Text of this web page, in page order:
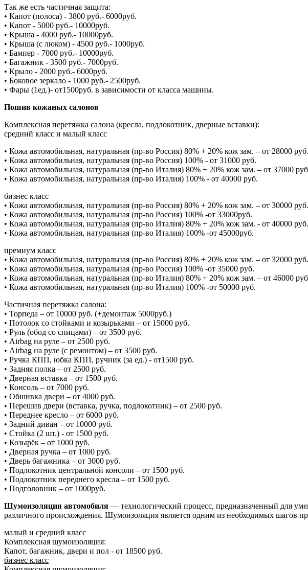
Так же есть частичная защита:
• Капот (полоса) - 3800 руб.- 6000руб.
• Капот - 5000 руб.- 10000руб.
• Крыша - 4000 руб.- 10000руб.
• Крыша (с люком) - 4500 руб.- 1000руб.
• Бампер - 7000 руб.- 10000руб.
• Багажник - 3500 руб.- 7000руб.
• Крыло - 2000 руб.- 6000руб.
• Боковое зеркало - 1000 руб.- 2500руб.
• Фары (1ед.)- от1500руб. в зависимости от класса машины.
Пошив кожаных салонов
Комплексная перетяжка салона (кресла, подлокотник, дверные вставки):
средний класс и малый класс
• Кожа автомобильная, натуральная (пр-во Россия) 80% + 20% кож зам. – от 28000 руб.
• Кожа автомобильная, натуральная (пр-во Россия) 100% - от 31000 руб.
• Кожа автомобильная, натуральная (пр-во Италия) 80% + 20% кож зам. – от 37000
• Кожа автомобильная, натуральная (пр-во Италия) 100% - от 40000 руб.
бизнес класс
• Кожа автомобильная, натуральная (пр-во Россия) 80% + 20% кож зам. – от 30000 руб.
• Кожа автомобильная, натуральная (пр-во Россия) 100% -от 33000руб.
• Кожа автомобильная, натуральная (пр-во Италия) 80% + 20% кож зам. - от 40000 руб.
• Кожа автомобильная, натуральная (пр-во Италия) 100% -от 45000руб.
премиум класс
• Кожа автомобильная, натуральная (пр-во Россия) 80% + 20% кож зам. – от 32000 руб.
• Кожа автомобильная, натуральная (пр-во Россия) 100% -от 35000 руб.
• Кожа автомобильная, натуральная (пр-во Италия) 80% + 20% кож зам. – от 46000
• Кожа автомобильная, натуральная (пр-во Италия) 100% -от 50000 руб.
Частичная перетяжка салона:
• Торпеда – от 10000 руб. (+демонтаж 5000руб.)
• Потолок со стойками и козырьками – от 15000 руб.
• Руль (обод со спицами) – от 3500 руб.
• Airbag на руле – от 2500 руб.
• Airbag на руле (с ремонтом) – от 3500 руб.
• Ручка КПП, юбка КПП, ручник (за ед.) - от1500 руб.
• Задняя полка – от 2500 руб.
• Дверная вставка – от 1500 руб.
• Консоль – от 7000 руб.
• Обшивка двери – от 4000 руб.
• Перешив двери (вставка, ручка, подлокотник) – от 2500 руб.
• Переднее кресло – от 6000 руб.
• Задний диван – от 10000 руб.
• Стойка (2 шт.) - от 1500 руб.
• Козырёк – от 1000 руб.
• Дверная ручка – от 1000 руб.
• Дверь багажника – от 3000 руб.
• Подлокотник центральной консоли – от 1500 руб.
• Подлокотник переднего кресла – от 1500 руб.
• Подголовник – от 1000руб.
Шумоизоляция автомобиля — технологический процесс, предназначенный для
различного происхождения. Шумоизоляция является одним из необходимых шагов
малый и средний класс
Комплексная шумоизоляция:
Капот, багажник, двери и пол - от 18500 руб.
бизнес класс